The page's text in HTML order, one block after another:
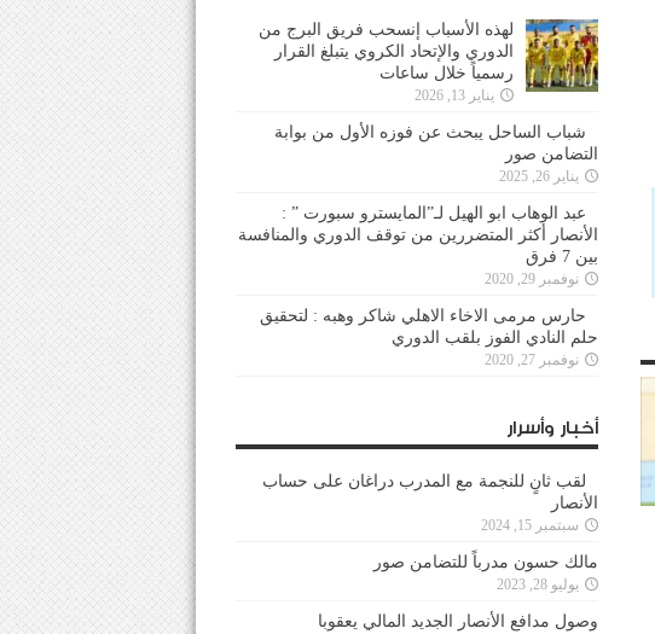
لهذه الأسباب إنسحب فريق البرج من
الدوري والإتحاد الكروي يتبلغ القرار
رسمياً خلال ساعات
يناير 13, 2026
شباب الساحل يبحث عن فوزه الأول من بوابة
التضامن صور
يناير 26, 2025
عبد الوهاب ابو الهيل لـ”المايسترو سبورت ” :
الأنصار أكثر المتضررين من توقف الدوري والمنافسة
بين 7 فرق
نوفمبر 29, 2020
حارس مرمى الاخاء الاهلي شاكر وهبه : لتحقيق
حلم النادي الفوز بلقب الدوري
نوفمبر 27, 2020
أخبار وأسرار
لقب ثانٍ للنجمة مع المدرب دراغان على حساب
الأنصار
سبتمبر 15, 2024
مالك حسون مدرباً للتضامن صور
يوليو 28, 2023
وصول مدافع الأنصار الجديد المالي يعقوبا